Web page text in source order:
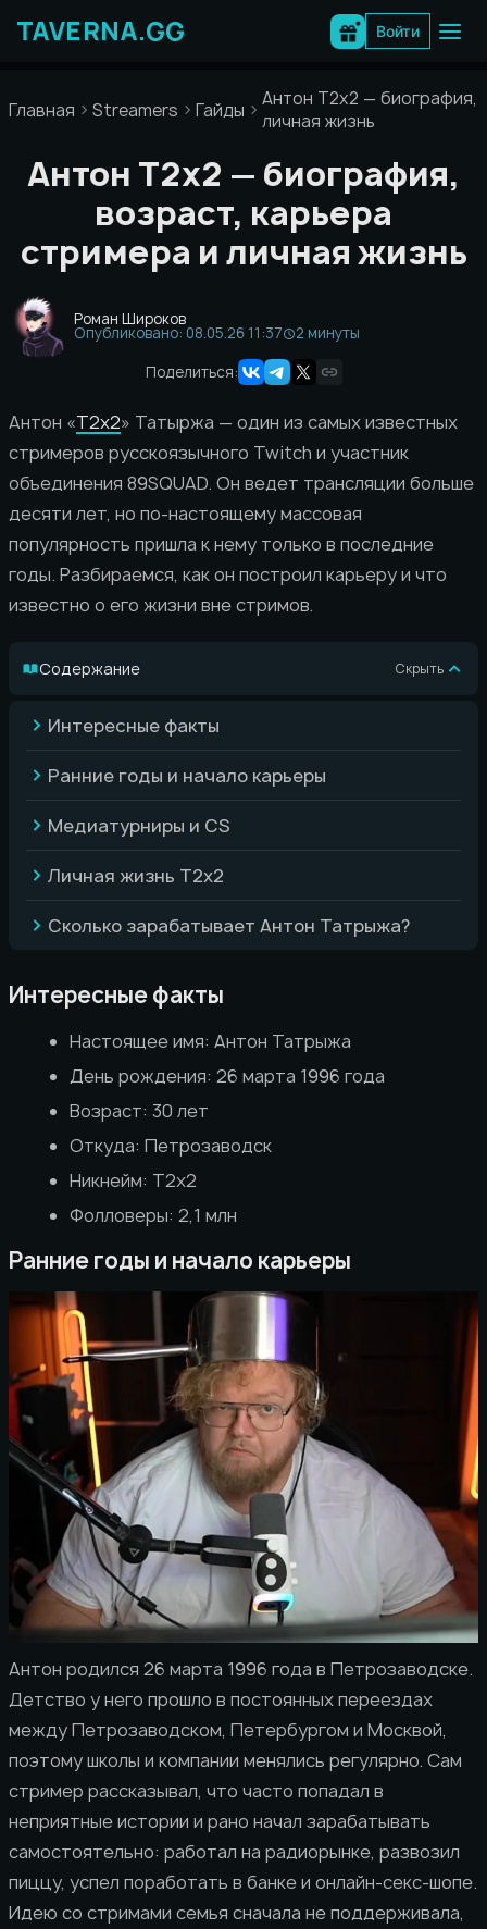
содержимому
Войти
Главная Streamers Гайды
Антон T2x2 — биография,
личная жизнь
Антон T2x2 — биография,
возраст, карьера
стримера и личная жизнь
Роман Широков
Опубликовано: 08.05.26 11:37
2 минуты
Поделиться:
Антон «T2x2» Татыржа — один из самых известных
стримеров русскоязычного Twitch и участник
объединения 89SQUAD. Он ведет трансляции больше
десяти лет, но по-настоящему массовая
популярность пришла к нему только в последние
годы. Разбираемся, как он построил карьеру и что
известно о его жизни вне стримов.
Содержание Скрыть
Интересные факты
Ранние годы и начало карьеры
Медиатурниры и CS
Личная жизнь T2x2
Сколько зарабатывает Антон Татрыжа?
Интересные факты
Настоящее имя: Антон Татрыжа
День рождения: 26 марта 1996 года
Возраст: 30 лет
Откуда: Петрозаводск
Никнейм: T2x2
Фолловеры: 2,1 млн
Ранние годы и начало карьеры
Антон родился 26 марта 1996 года в Петрозаводске.
Детство у него прошло в постоянных переездах
между Петрозаводском, Петербургом и Москвой,
поэтому школы и компании менялись регулярно. Сам
стример рассказывал, что часто попадал в
неприятные истории и рано начал зарабатывать
самостоятельно: работал на радиорынке, развозил
пиццу, успел поработать в банке и онлайн-секс-шопе.
Идею со стримами семья сначала не поддерживала,